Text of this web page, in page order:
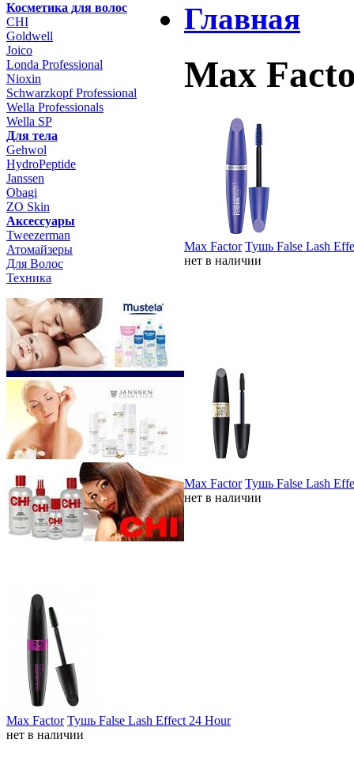
Косметика для волос
CHI
Goldwell
Joico
Londa Professional
Nioxin
Schwarzkopf Professional
Wella Professionals
Wella SP
Для тела
Gehwol
HydroPeptide
Janssen
Obagi
ZO Skin
Aксессуары
Tweezerman
Атомайзеры
Для Волос
Техника
Главная
Max
Max Factor Тушь False Lash
нет в наличии
Max Factor Тушь False Lash
нет в наличии
Max Factor Тушь False Lash Effect 24 Hour
нет в наличии